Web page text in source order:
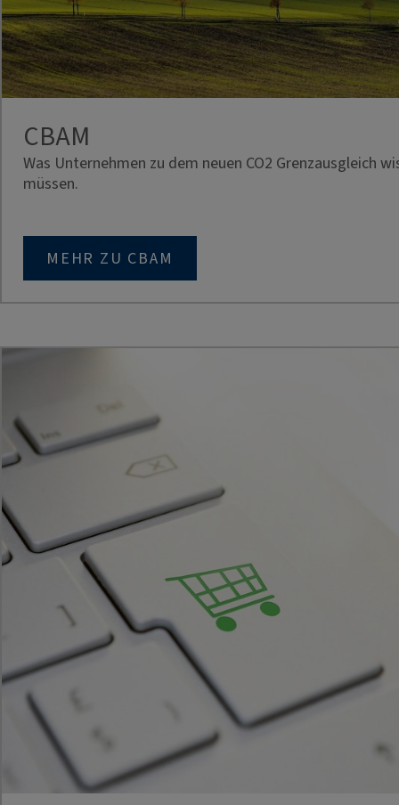
CBAM
Was Unternehmen zu dem neuen CO2 Grenzausgleich
müssen.
MEHR ZU CBAM